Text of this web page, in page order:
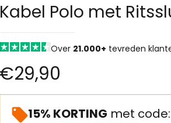
Kabel Polo met
Over 21.000+ tevreden
€29,90
15% KORTING met code: